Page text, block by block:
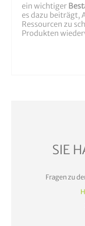
ein wichtiger
es dazu beiträgt,
Ressourcen zu
Produkten
SIE
Fragen zu